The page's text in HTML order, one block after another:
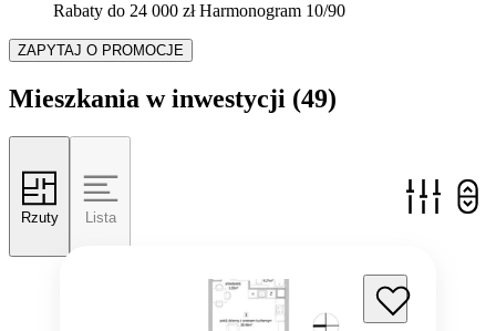
Rabaty do 24 000 zł Harmonogram 10/90
ZAPYTAJ O PROMOCJE
Mieszkania w inwestycji (49)
Rzuty Lista